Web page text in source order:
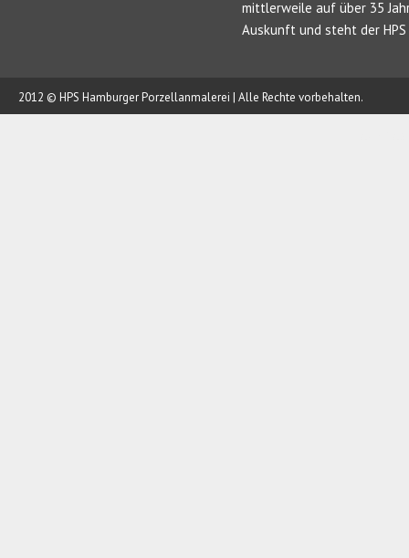
mittlerweile auf über 35
Auskunft und steht der
2012 © HPS Hamburger Porzellanmalerei | Alle Rechte vorbehalten.